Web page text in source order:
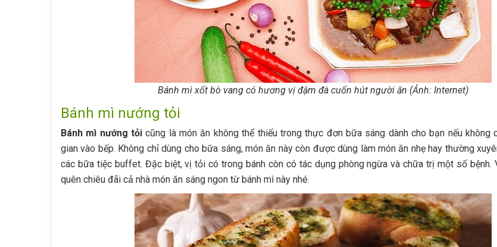
Bánh mì xốt bò vang có hương vị đậm đà cuốn hút người ăn (Ảnh: Internet)
Bánh mì nướng tỏi
Bánh mì nướng tỏi cũng là món ăn không thể thiếu trong thực đơn bữa sáng dành cho bạn nếu không
gian vào bếp. Không chỉ dùng cho bữa sáng, món ăn này còn được dùng làm món ăn nhẹ hay thường
các bữa tiệc buffet. Đặc biệt, vị tỏi có trong bánh còn có tác dụng phòng ngừa và chữa trị một số bệnh.
quên chiêu đãi cả nhà món ăn sáng ngon từ bánh mì này nhé.